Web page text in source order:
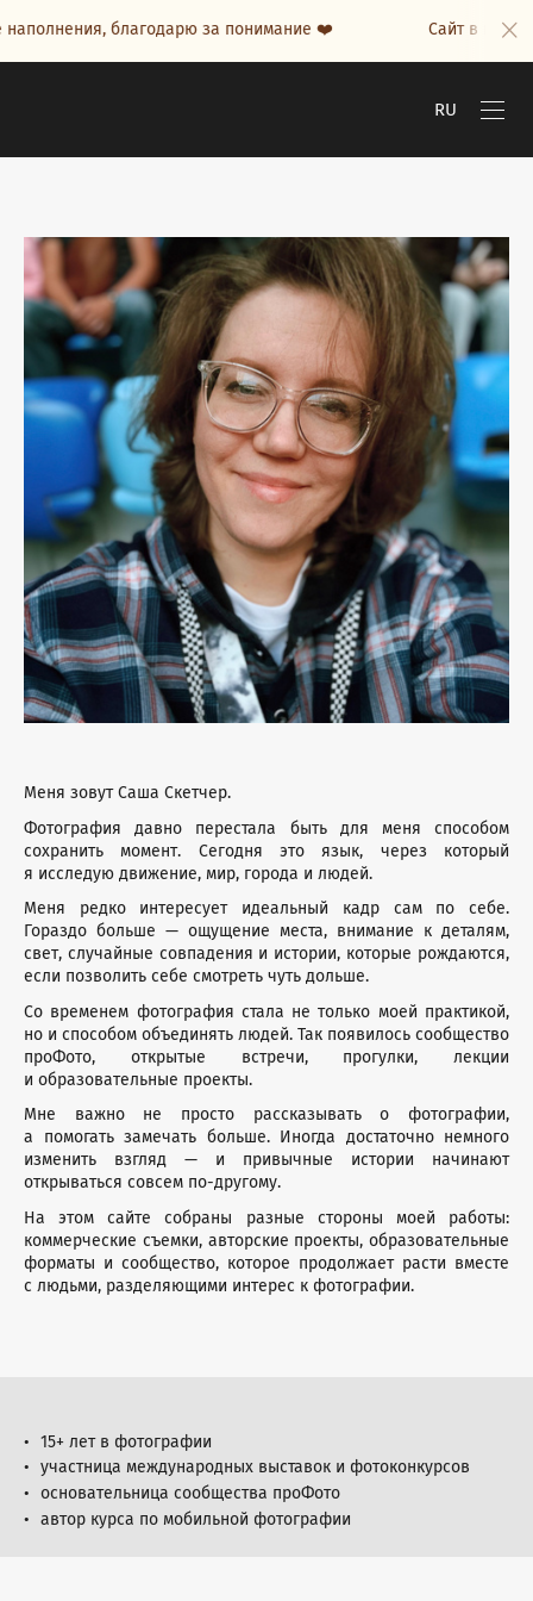
благодарю за понимание ❤️ Сайт в
RU
Меня зовут Саша Скетчер.
Фотография давно перестала быть для меня способом
сохранить момент. Сегодня это язык, через который
я исследую движение, мир, города и людей.
Меня редко интересует идеальный кадр сам по себе.
Гораздо больше — ощущение места, внимание к деталям,
свет, случайные совпадения и истории, которые рождаются,
если позволить себе смотреть чуть дольше.
Со временем фотография стала не только моей практикой,
но и способом объединять людей. Так появилось сообщество
проФото, открытые встречи, прогулки, лекции
и образовательные проекты.
Мне важно не просто рассказывать о фотографии,
а помогать замечать больше. Иногда достаточно немного
изменить взгляд — и привычные истории начинают
открываться совсем по-другому.
На этом сайте собраны разные стороны моей работы:
коммерческие съемки, авторские проекты, образовательные
форматы и сообщество, которое продолжает расти вместе
с людьми, разделяющими интерес к фотографии.
15+ лет в фотографии
участница международных выставок и фотоконкурсов
основательница сообщества проФото
автор курса по мобильной фотографии